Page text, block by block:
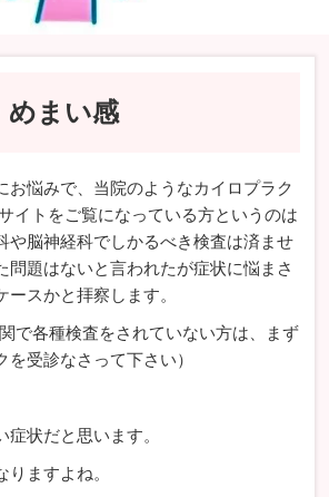
めまい感
お悩みで、当院のようなカイロプラク
イトをご覧になっている方というのは
や脳神経科でしかるべき検査は済ませ
問題はないと言われたが症状に悩まさ
スかと拝察します。
で各種検査をされていない方は、まず
を受診なさって下さい）
状だと思います。
ますよね。